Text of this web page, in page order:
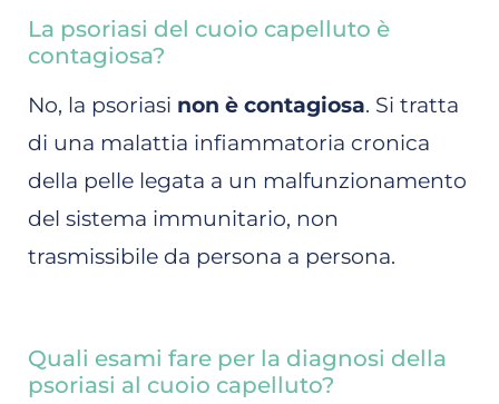
La psoriasi del cuoio capelluto è
contagiosa?
No, la psoriasi non è contagiosa. Si tratta
di una malattia infiammatoria cronica
della pelle legata a un malfunzionamento
del sistema immunitario, non
trasmissibile da persona a persona.
Quali esami fare per la diagnosi della
psoriasi al cuoio capelluto?